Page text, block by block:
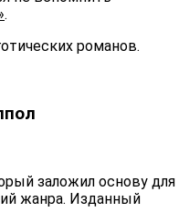
.
романов.
заложил основу для
жанра. Изданный